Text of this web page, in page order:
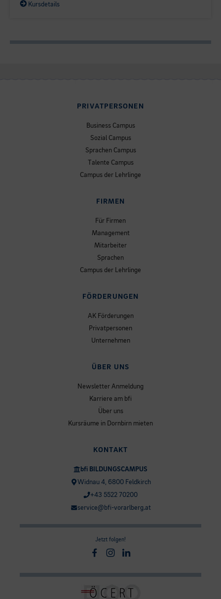
Kursdetails
PRIVATPERSONEN
Business Campus
Sozial Campus
Sprachen Campus
Talente Campus
Campus der Lehrlinge
FIRMEN
Für Firmen
Management
Mitarbeiter
Sprachen
Campus der Lehrlinge
FÖRDERUNGEN
AK Förderungen
Privatpersonen
Unternehmen
ÜBER UNS
Newsletter Anmeldung
Karriere am bfi
Über uns
Kursräume in Dornbirn mieten
KONTAKT
bfi BILDUNGSCAMPUS
Widnau 4, 6800 Feldkirch
+43 5522 70200
service@bfi-vorarlberg.at
Jetzt folgen!
Facebook
Instagram
Linkedin